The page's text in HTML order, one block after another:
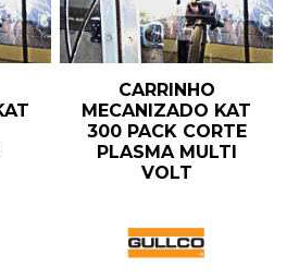
CARRINHO
MECANIZADO KAT
300 PACK CORTE
PLASMA MULTI
VOLT